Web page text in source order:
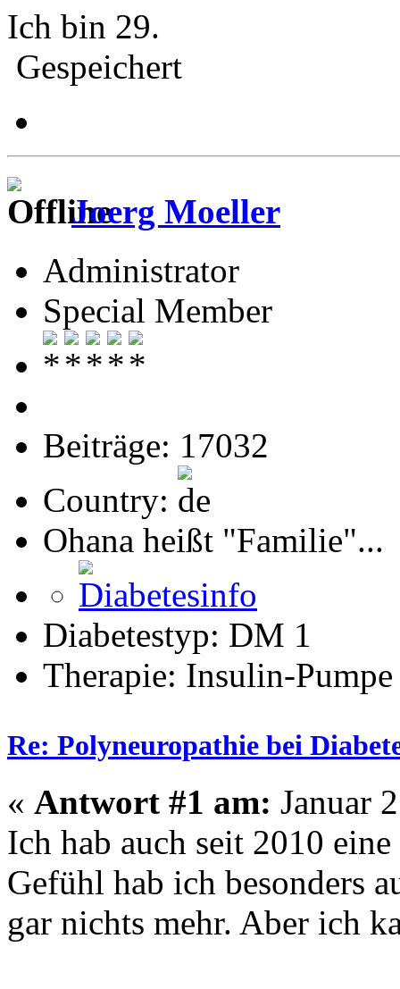
Ich bin 29.
Gespeichert
Joerg Moeller
Administrator
Special Member
Beiträge: 17032
Country:
Ohana heißt "Familie"...
Diabetestyp: DM 1
Therapie: Insulin-Pumpe
Re: Polyneuropathie bei
« Antwort #1 am: Januar
Ich hab auch seit 2010
Gefühl hab ich besonders
gar nichts mehr. Aber ich